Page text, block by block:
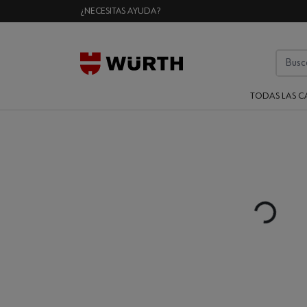
¿NECESITAS AYUDA?
TODAS LAS
Loading...